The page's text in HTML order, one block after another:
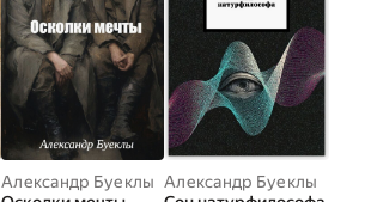
Александр Буеклы Александр Буеклы